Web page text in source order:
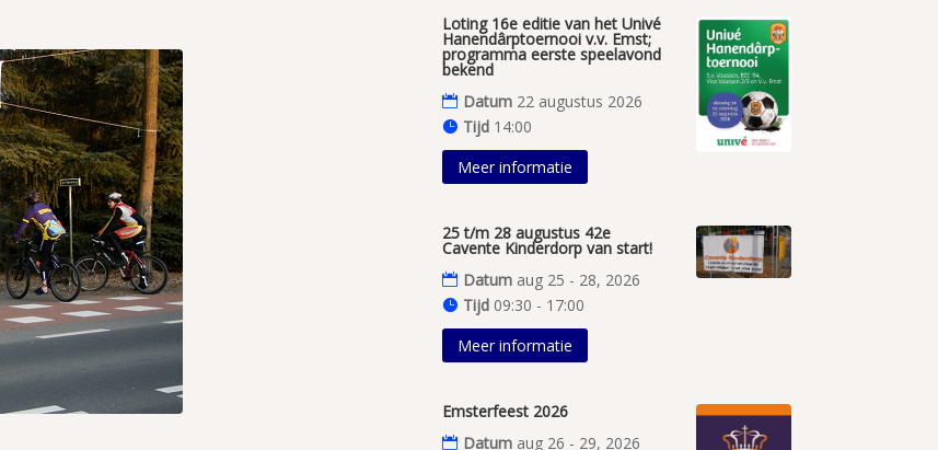
Loting 16e editie van het Univé
Hanendârptoernooi v.v. Emst;
programma eerste speelavond
bekend
Datum 22 augustus 2026
Tijd 14:00
Meer informatie
25 t/m 28 augustus 42e
Cavente Kinderdorp van start!
Datum aug 25 - 28, 2026
Tijd 09:30 - 17:00
Meer informatie
Emsterfeest 2026
Datum aug 26 - 29, 2026